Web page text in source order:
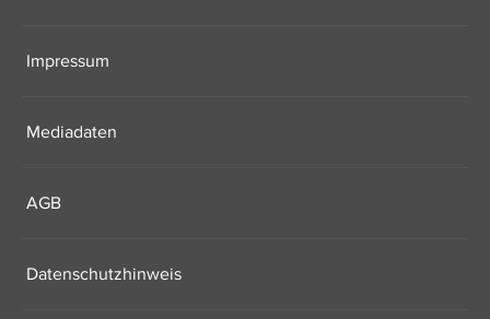
Impressum
Mediadaten
AGB
Datenschutzhinweis